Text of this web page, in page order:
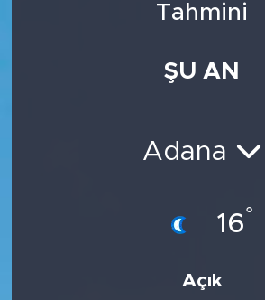
Tahmini
ŞU AN
Adana
16°
Açık